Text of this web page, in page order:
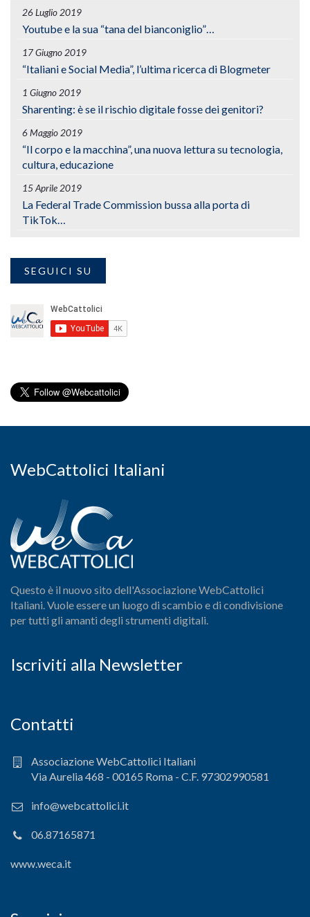
26 Luglio 2019
Youtube e la sua “tana del bianconiglio”…
17 Giugno 2019
“Italiani e Social Media”, l’ultima ricerca di Blogmeter
1 Giugno 2019
Sharenting: è se il rischio digitale fosse dei genitori?
6 Maggio 2019
“Il corpo e la macchina”, una nuova lettura su tecnologia,
cultura, educazione
15 Aprile 2019
La Federal Trade Commission bussa alla porta di
TikTok…
SEGUICI SU
WebCattolici Italiani
Questo è il nuovo sito dell'Associazione WebCattolici
Italiani. Vuole essere un luogo di scambio e di condivisione
per tutti gli amanti degli strumenti digitali.
Iscriviti alla Newsletter
Contatti
Associazione WebCattolici Italiani
Via Aurelia 468 - 00165 Roma - C.F. 97302990581
info@webcattolici.it
06.87165871
www.weca.it